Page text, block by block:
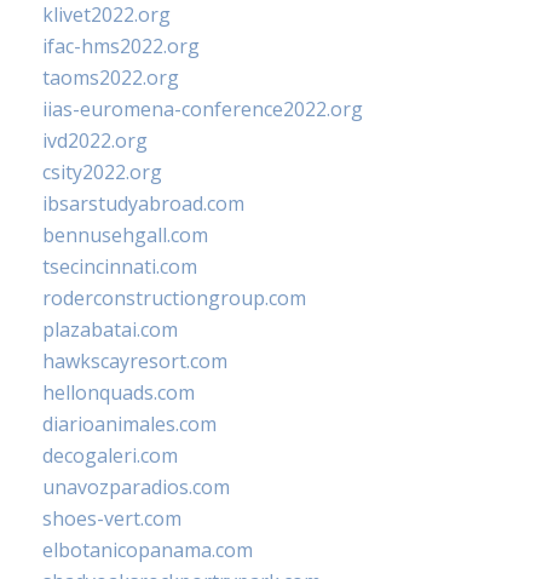
klivet2022.org
ifac-hms2022.org
taoms2022.org
iias-euromena-conference2022.org
ivd2022.org
csity2022.org
ibsarstudyabroad.com
bennusehgall.com
tsecincinnati.com
roderconstructiongroup.com
plazabatai.com
hawkscayresort.com
hellonquads.com
diarioanimales.com
decogaleri.com
unavozparadios.com
shoes-vert.com
elbotanicopanama.com